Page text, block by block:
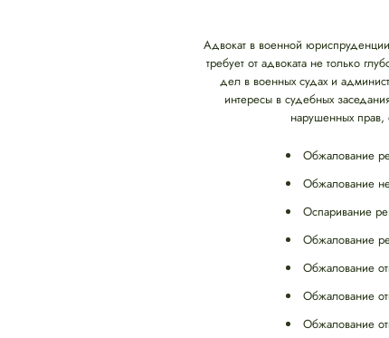
Адвокат в военной
требует от адвоката не только
дел в военных судах и
интересы в судебных
нарушенных
Обжалование
Обжалование
Оспаривание
Обжалование
Обжалование
Обжалование
Обжалование